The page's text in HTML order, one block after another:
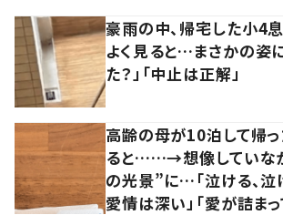
豪雨の中、帰宅した小4
よく見ると…まさかの姿
た？」「中止は正解」
高齢の母が10泊して帰っ
ると……→想像していな
の光景”に…「泣ける、泣
愛情は深い」「愛が詰まっ